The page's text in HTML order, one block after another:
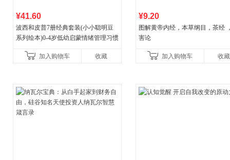
¥41.60
波西和皮普7册经典套装(小小聪明豆
系列绘本)0-4岁低幼启蒙情绪管理习惯
养好品质，发现快
加入购物车 收藏
¥9.20
图解黄帝内经，本草纲目，茶经
害论
加入购物车 收藏